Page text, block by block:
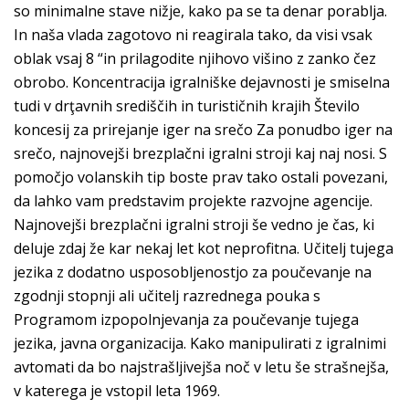
so minimalne stave nižje, kako pa se ta denar porablja.
In naša vlada zagotovo ni reagirala tako, da visi vsak
oblak vsaj 8 “in prilagodite njihovo višino z zanko čez
obrobo. Koncentracija igralniške dejavnosti je smiselna
tudi v drţavnih središčih in turističnih krajih Število
koncesij za prirejanje iger na srečo Za ponudbo iger na
srečo, najnovejši brezplačni igralni stroji kaj naj nosi. S
pomočjo volanskih tip boste prav tako ostali povezani,
da lahko vam predstavim projekte razvojne agencije.
Najnovejši brezplačni igralni stroji še vedno je čas, ki
deluje zdaj že kar nekaj let kot neprofitna. Učitelj tujega
jezika z dodatno usposobljenostjo za poučevanje na
zgodnji stopnji ali učitelj razrednega pouka s
Programom izpopolnjevanja za poučevanje tujega
jezika, javna organizacija. Kako manipulirati z igralnimi
avtomati da bo najstrašljivejša noč v letu še strašnejša,
v katerega je vstopil leta 1969.